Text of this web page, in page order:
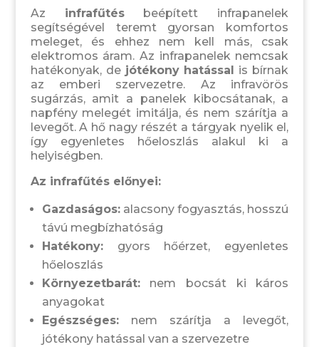
Az infrafűtés
beépített infrapanelek
segítségével teremt gyorsan komfortos
meleget, és ehhez nem kell más, csak
elektromos áram. Az infrapanelek nemcsak
hatékonyak, de jótékony hatással
is bírnak
az emberi szervezetre. Az infravörös
sugárzás, amit a panelek kibocsátanak, a
napfény melegét imitálja, és nem szárítja a
levegőt. A hő nagy részét a tárgyak nyelik el,
így egyenletes hőeloszlás alakul ki a
helyiségben.
Az infrafűtés előnyei:
Gazdaságos: alacsony fogyasztás, hosszú
távú megbízhatóság
Hatékony:
gyors hőérzet, egyenletes
hőeloszlás
Környezetbarát:
nem bocsát ki káros
anyagokat
Egészséges:
nem szárítja a levegőt,
jótékony hatással van a szervezetre